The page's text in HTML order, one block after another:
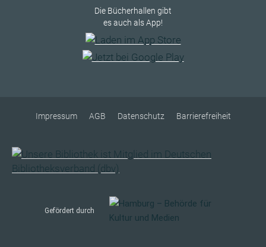
Die Bücherhallen gibt
es auch als App!
Impressum AGB Datenschutz Barrierefreiheit
Gefördert durch